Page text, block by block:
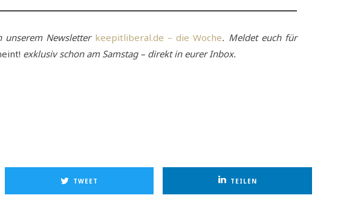
unserem Newsletter keepitliberal.de – die Woche. Meldet euch für
exklusiv schon am Samstag – direkt in eurer Inbox.
TWEET TEILEN